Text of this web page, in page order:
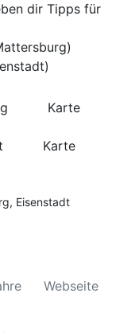
dir Tipps für
Karte
Karte
Eisenstadt
Webseite